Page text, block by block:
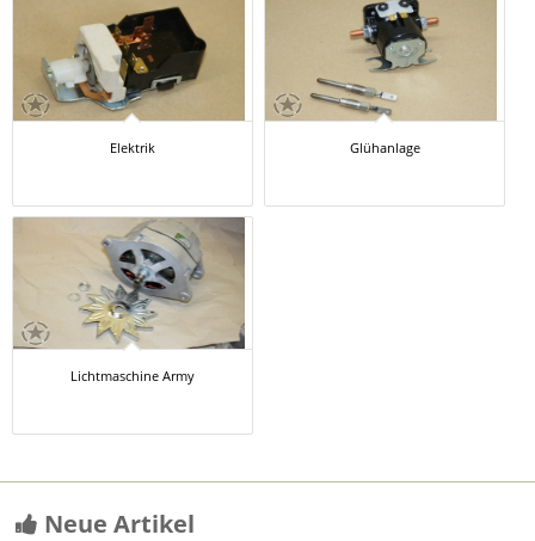
Elektrik Glühanlage
Lichtmaschine Army
Neue Artikel